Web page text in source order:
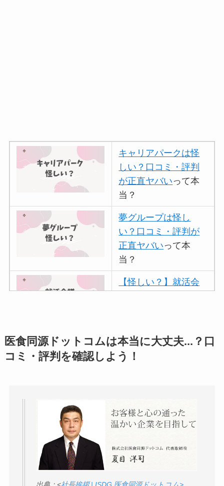
キャリアパークは怪
しい？口コミ・評判
が正直ヤバいって本
当？
夢グループは怪し
い？口コミ・評判が
正直ヤバいって本
当？
【怪しい？】就活会
アトムクリニックは
怪しい？口コミ・評
ータバンクの口コ
う？
ロモート株式会社の
医食同源ドットコムは本当に大丈夫...？口
コミ・評判を確認しよう！
出典：<社長挨拶 | ISDG 医食同源ドットコム>